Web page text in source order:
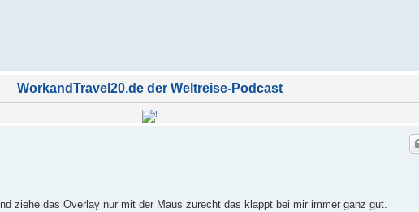
WorkandTravel20.de der Weltreise-Podcast
ziehe das Overlay nur mit der Maus zurecht das klappt bei mir immer ganz gut.